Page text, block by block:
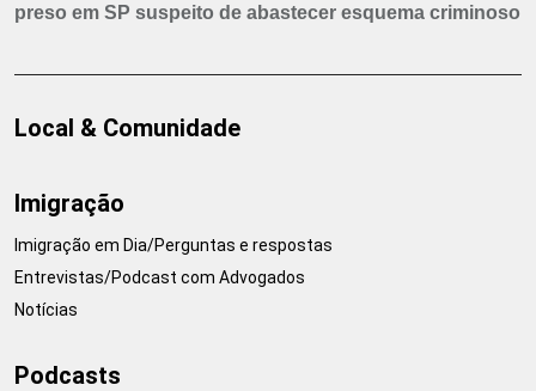
preso em SP suspeito de abastecer esquema criminoso
Local & Comunidade
Imigração
Imigração em Dia/Perguntas e respostas
Entrevistas/Podcast com Advogados
Notícias
Podcasts